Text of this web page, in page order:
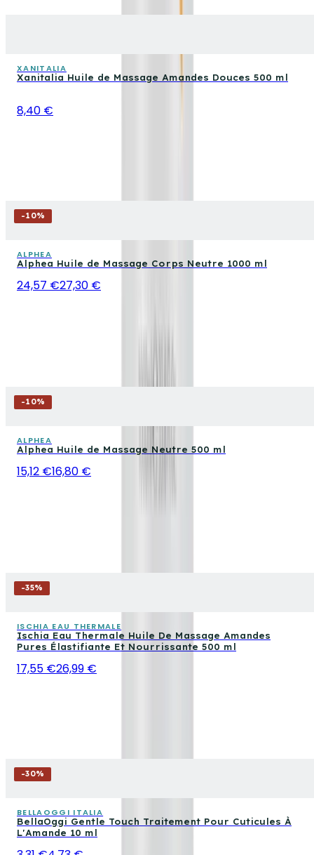
XANITALIA
Xanitalia Huile de Massage Amandes Douces 500 ml
8,40 €
-10%
ALPHEA
Alphea Huile de Massage Corps Neutre 1000 ml
24,57 €27,30 €
-10%
ALPHEA
Alphea Huile de Massage Neutre 500 ml
15,12 €16,80 €
-35%
ISCHIA EAU THERMALE
Ischia Eau Thermale Huile De Massage Amandes
Pures Élastifiante Et Nourrissante 500 ml
17,55 €26,99 €
-30%
BELLAOGGI ITALIA
BellaOggi Gentle Touch Traitement Pour Cuticules À
L'Amande 10 ml